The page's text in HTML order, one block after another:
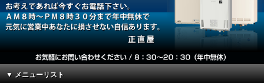
▼ メニューリスト